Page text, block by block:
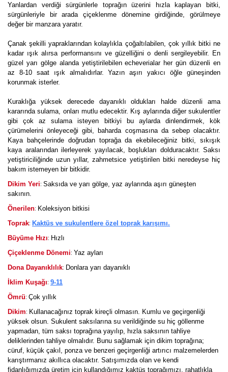
Yanlardan verdiği sürgünlerle toprağın üzerini hızla kaplayan bitki,
sürgünleriyle bir arada çiçeklenme dönemine girdiğinde, görülmeye
değer bir manzara yaratır.
Çanak şekilli yapraklarından kolaylıkla çoğaltılabilen, çok yıllık bitki ne
kadar ışık alırsa performansını ve güzelliğini o denli sergileyebilir. En
güzel yarı gölge alanda yetiştirilebilen echeverialar her gün düzenli en
az 8-10 saat ışık almalıdırlar. Yazın aşırı yakıcı öğle güneşinden
korunmak isterler.
Kuraklığa yüksek derecede dayanıklı oldukları halde düzenli ama
kararında sulama, onları mutlu edecektir. Kış aylarında diğer sukulentler
gibi çok az sulama isteyen bitkiyi bu aylarda dinlendirmek, kök
çürümelerini önleyeceği gibi, baharda coşmasına da sebep olacaktır.
Kaya bahçelerinde doğrudan toprağa da ekebileceğiniz bitki, sıkışık
kaya aralarından ilerleyerek yayılacak, boşlukları dolduracaktır. Saksı
yetiştiriciliğinde uzun yıllar, zahmetsice yetiştirilen bitki neredeyse hiç
bakım istemeyen bir bitkidir.
Dikim Yeri: Saksıda ve yarı gölge, yaz aylarında aşırı güneşten
sakının.
Önerilen: Koleksiyon bitkisi
Toprak: Kaktüs ve sukulentlere özel toprak karışımı.
Büyüme Hızı: Hızlı
Çiçeklenme Dönemi: Yaz ayları
Dona Dayanıklılık: Donlara yarı dayanıklı
İklim Kuşağı: 9-11
Ömrü: Çok yıllık
Dikim: Kullanacağınız toprak kireçli olmasın. Kumlu ve geçirgenliği
yüksek olsun. Sukulent saksılarına su verildiğinde su hiç göllenme
yapmadan, tüm saksı toprağına yayılıp, hızla saksının tahliye
deliklerinden tahliye olmalıdır. Bunu sağlamak için dikim toprağına;
cüruf, küçük çakıl, ponza ve benzeri geçirgenliği artırıcı malzemelerden
karıştırmanız akıllıca olacaktır. Satışımızda olan ve kendi
fidanlığımızda üretim için kullandığımız kaktüs toprağımızı, rahatlıkla